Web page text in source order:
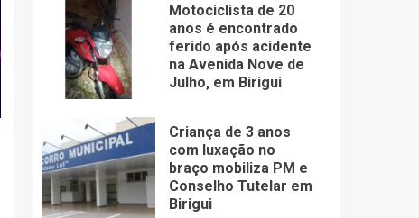
Motociclista de 20
anos é encontrado
ferido após acidente
na Avenida Nove de
Julho, em Birigui
Criança de 3 anos
com luxação no
braço mobiliza PM e
Conselho Tutelar em
Birigui